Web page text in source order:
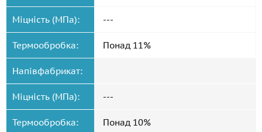
Міцність (МПа): ---
Термообробка: Понад 11%
Напівфабрикат:
Міцність (МПа): ---
Термообробка: Понад 10%